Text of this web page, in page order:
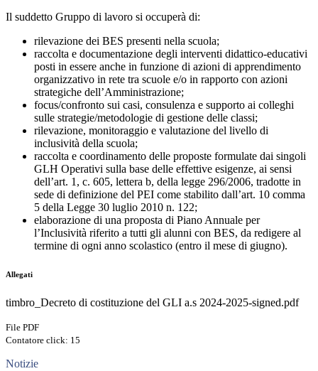
Il suddetto Gruppo di lavoro si occuperà di:
rilevazione dei BES presenti nella scuola;
raccolta e documentazione degli interventi didattico-educativi
posti in essere anche in funzione di azioni di apprendimento
organizzativo in rete tra scuole e/o in rapporto con azioni
strategiche dell’Amministrazione;
focus/confronto sui casi, consulenza e supporto ai colleghi
sulle strategie/metodologie di gestione delle classi;
rilevazione, monitoraggio e valutazione del livello di
inclusività della scuola;
raccolta e coordinamento delle proposte formulate dai singoli
GLH Operativi sulla base delle effettive esigenze, ai sensi
dell’art. 1, c. 605, lettera b, della legge 296/2006, tradotte in
sede di definizione del PEI come stabilito dall’art. 10 comma
5 della Legge 30 luglio 2010 n. 122;
elaborazione di una proposta di Piano Annuale per
l’Inclusività riferito a tutti gli alunni con BES, da redigere al
termine di ogni anno scolastico (entro il mese di giugno).
Allegati
timbro_Decreto di costituzione del GLI a.s 2024-2025-signed.pdf
File PDF
Contatore click: 15
Notizie